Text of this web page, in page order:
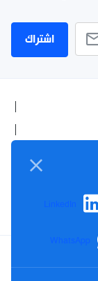
اشتراك
Twitter
LinkedIn
WhatsApp